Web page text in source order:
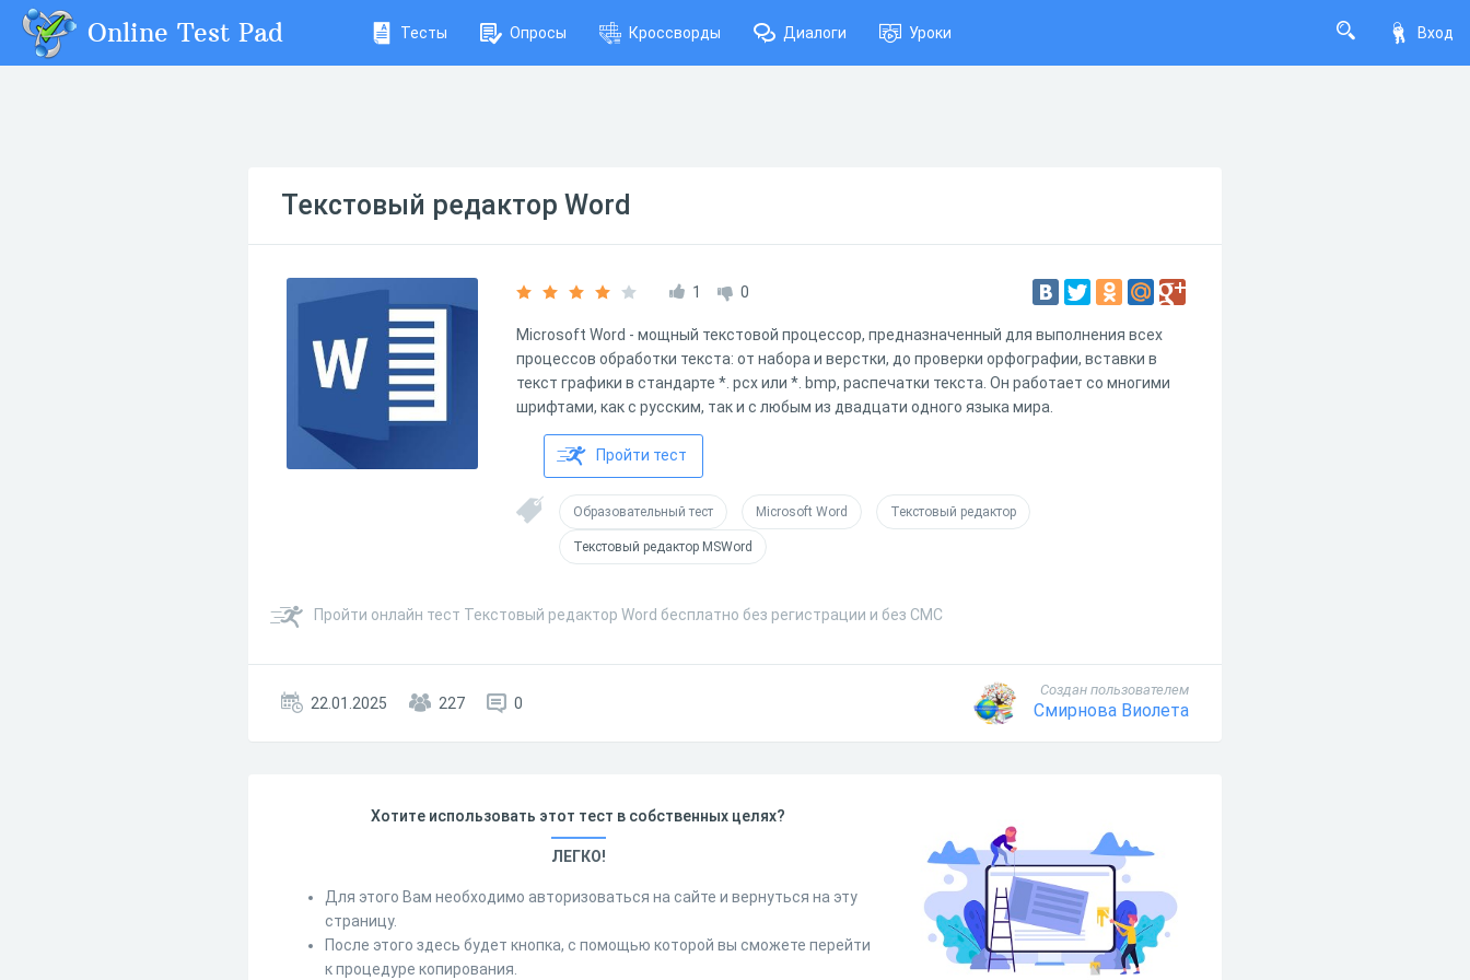
Вход
Online Test Pad Тесты Опросы Кроссворды Диалоги Уроки
Текстовый редактор Word
1 0
Microsoft Word - мощный текстовой процессор, предназначенный для выполнения всех
процессов обработки текста: от набора и верстки, до проверки орфографии, вставки в
текст графики в стандарте *. pcx или *. bmp, распечатки текста. Он работает со многими
шрифтами, как с русским, так и с любым из двадцати одного языка мира.
Пройти тест
Образовательный тест Microsoft Word Текстовый редактор
Текстовый редактор MSWord
Пройти онлайн тест Текстовый редактор Word бесплатно без регистрации и без СМС
22.01.2025 227 0
Создан пользователем
Смирнова Виолета
Хотите использовать этот тест в собственных целях?
ЛЕГКО!
Для этого Вам необходимо авторизоваться на сайте и вернуться на эту
страницу.
После этого здесь будет кнопка, с помощью которой вы сможете перейти
к процедуре копирования.